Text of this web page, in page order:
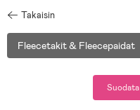
Takaisin
Fleecetakit & Fleecepaidat
Suodata